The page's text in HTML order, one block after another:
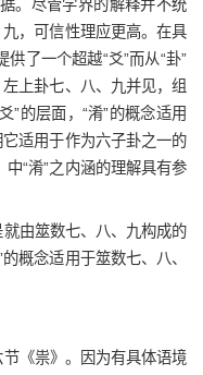
。尽管学界的解释并不统
，可信性理应更高。在具
了一个超越“爻”而从“卦”
上卦七、八、九并见，组
”的层面，“淆”的概念适用
适用于作为六子卦之一的
“淆”之内涵的理解具有参
就由筮数七、八、九构成的
概念适用于筮数七、八、
《祟》。因为有具体语境